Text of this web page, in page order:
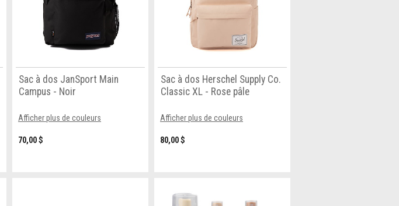
Sac à dos JanSport Main
Campus - Noir
Afficher plus de couleurs
70,00 $
Sac à dos Herschel Supply Co.
Classic XL - Rose pâle
Afficher plus de couleurs
80,00 $